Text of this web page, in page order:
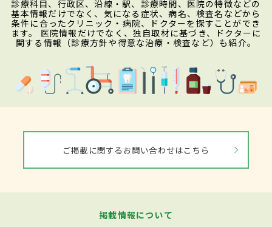
診療科目、行政区、沿線・駅、診療時間、医院の特徴などの
基本情報だけでなく、気になる症状、病名、検査名などから
条件に合ったクリニック・病院、ドクターを探すことができ
ます。 医院情報だけでなく、独自取材に基づき、ドクターに
関する情報（診療方針や得意な治療・検査など）も紹介。
ご掲載に関するお問い合わせはこちら
掲載情報について